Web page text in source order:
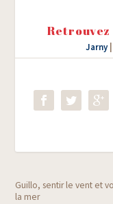
Jarny|
Guillo, sentir le vent et
la mer